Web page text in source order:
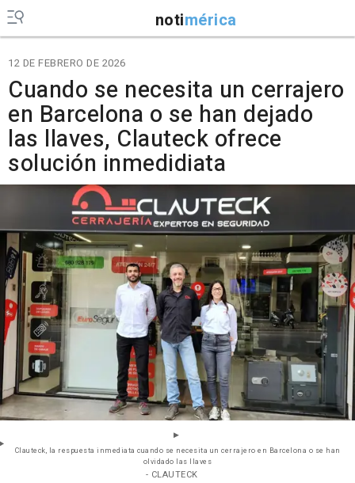
notimérica
12 DE FEBRERO DE 2026
Cuando se necesita un cerrajero
en Barcelona o se han dejado
las llaves, Clauteck ofrece
solución inmedidiata
Clauteck, la respuesta inmediata cuando se necesita un cerrajero en Barcelona o se han
olvidado las llaves
- CLAUTECK